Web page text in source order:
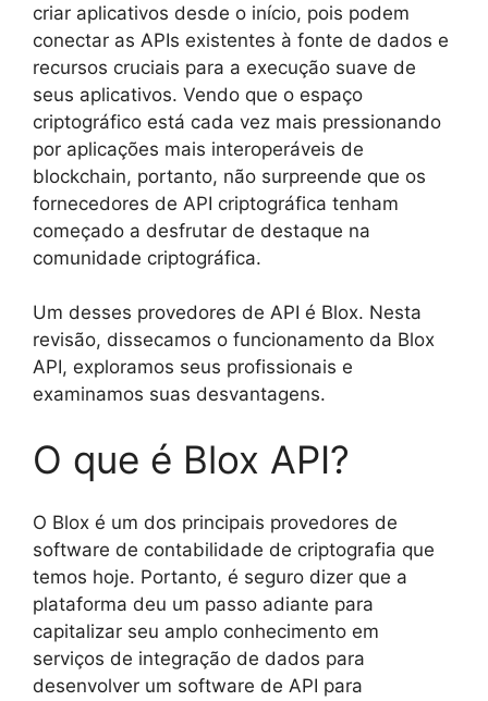
criar aplicativos desde o início, pois podem
conectar as APIs existentes à fonte de dados e
recursos cruciais para a execução suave de
seus aplicativos. Vendo que o espaço
criptográfico está cada vez mais pressionando
por aplicações mais interoperáveis de
blockchain, portanto, não surpreende que os
fornecedores de API criptográfica tenham
começado a desfrutar de destaque na
comunidade criptográfica.
Um desses provedores de API é Blox. Nesta
revisão, dissecamos o funcionamento da Blox
API, exploramos seus profissionais e
examinamos suas desvantagens.
O que é Blox API?
O Blox é um dos principais provedores de
software de contabilidade de criptografia que
temos hoje. Portanto, é seguro dizer que a
plataforma deu um passo adiante para
capitalizar seu amplo conhecimento em
serviços de integração de dados para
desenvolver um software de API para